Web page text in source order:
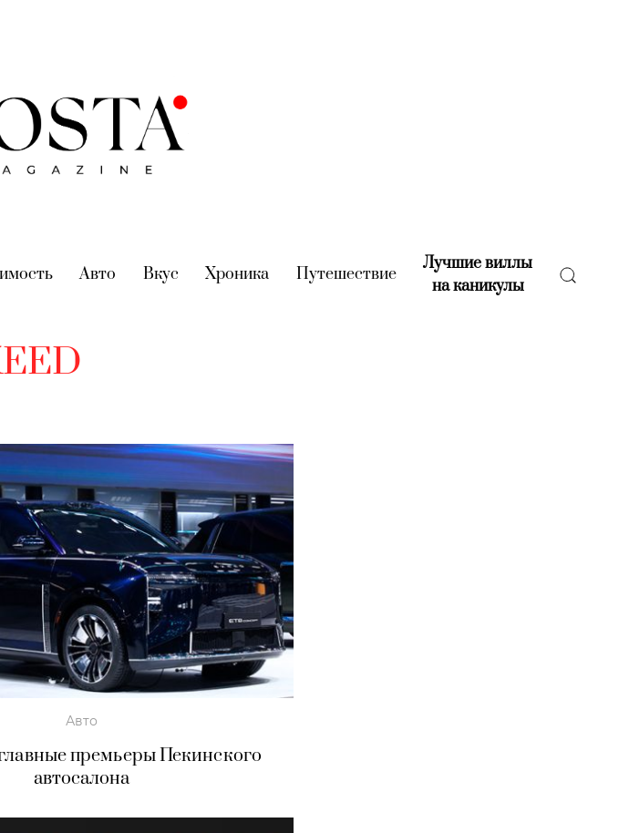
(current)
Авто (current)
Вкус (current)
Хроника (current)
Путешествие(current)
Лучшие виллы
на каникулы(current)
Авто
премьеры Пекинского
автосалона